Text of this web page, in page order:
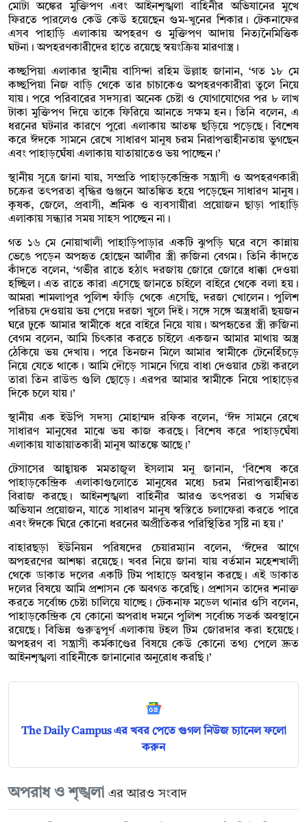
মোটা অঙ্কের মুক্তিপণ এবং আইনশৃঙ্খলা বাহিনীর অভিযানের মুখে
ফিরতে পারলেও কেউ কেউ হয়েছেন গুম-খুনের শিকার। টেকনাফের
এসব পাহাড়ি এলাকায় অপহরণ ও মুক্তিপণ আদায় নিত্যনৈমিত্তিক
ঘটনা। অপহরণকারীদের হাতে রয়েছে স্বয়ংক্রিয় মারণাস্ত্র।
কচ্ছপিয়া এলাকার স্থানীয় বাসিন্দা রহিম উল্লাহ জানান, ‘গত ১৮ মে
কচ্ছপিয়া নিজ বাড়ি থেকে তার চাচাকেও অপহরণকারীরা তুলে নিয়ে
যায়। পরে পরিবারের সদস্যরা অনেক চেষ্টা ও যোগাযোগের পর ৮ লাখ
টাকা মুক্তিপণ দিয়ে তাকে ফিরিয়ে আনতে সক্ষম হন। তিনি বলেন, এ
ধরনের ঘটনার কারণে পুরো এলাকায় আতঙ্ক ছড়িয়ে পড়েছে। বিশেষ
করে ঈদকে সামনে রেখে সাধারণ মানুষ চরম নিরাপত্তাহীনতায় ভুগছেন
এবং পাহাড়ঘেঁষা এলাকায় যাতায়াতেও ভয় পাচ্ছেন।’
স্থানীয় সূত্রে জানা যায়, সম্প্রতি পাহাড়কেন্দ্রিক সন্ত্রাসী ও অপহরণকারী
চক্রের তৎপরতা বৃদ্ধির গুঞ্জনে আতঙ্কিত হয়ে পড়েছেন সাধারণ মানুষ।
কৃষক, জেলে, প্রবাসী, শ্রমিক ও ব্যবসায়ীরা প্রয়োজন ছাড়া পাহাড়ি
এলাকায় সন্ধ্যার সময় সাহস পাচ্ছেন না।
গত ১৬ মে নোয়াখালী পাহাড়িপাড়ার একটি ঝুপড়ি ঘরে বসে কান্নায়
ভেঙে পড়েন অপহৃত হোছেন আলীর স্ত্রী রুজিনা বেগম। তিনি কাঁদতে
কাঁদতে বলেন, ‘গভীর রাতে হঠাৎ দরজায় জোরে জোরে ধাক্কা দেওয়া
হচ্ছিল। এত রাতে কারা এসেছে জানতে চাইলে বাইরে থেকে বলা হয়।
আমরা শামলাপুর পুলিশ ফাঁড়ি থেকে এসেছি, দরজা খোলেন। পুলিশ
পরিচয় দেওয়ায় ভয় পেয়ে দরজা খুলে দিই। সঙ্গে সঙ্গে অস্ত্রধারী ছয়জন
ঘরে ঢুকে আমার স্বামীকে ধরে বাইরে নিয়ে যায়। অপহৃতের স্ত্রী রুজিনা
বেগম বলেন, আমি চিৎকার করতে চাইলে একজন আমার মাথায় অস্ত্র
ঠেকিয়ে ভয় দেখায়। পরে তিনজন মিলে আমার স্বামীকে টেনেহিঁচড়ে
নিয়ে যেতে থাকে। আমি দৌড়ে সামনে গিয়ে বাধা দেওয়ার চেষ্টা করলে
তারা তিন রাউন্ড গুলি ছোড়ে। এরপর আমার স্বামীকে নিয়ে পাহাড়ের
দিকে চলে যায়।’
স্থানীয় এক ইউপি সদস্য মোহাম্মদ রফিক বলেন, ‘ঈদ সামনে রেখে
সাধারণ মানুষের মাঝে ভয় কাজ করছে। বিশেষ করে পাহাড়ঘেঁষা
এলাকায় যাতায়াতকারী মানুষ আতঙ্কে আছে।’
টেসাসের আহ্বায়ক মমতাজুল ইসলাম মনু জানান, ‘বিশেষ করে
পাহাড়কেন্দ্রিক এলাকাগুলোতে মানুষের মধ্যে চরম নিরাপত্তাহীনতা
বিরাজ করছে। আইনশৃঙ্খলা বাহিনীর আরও তৎপরতা ও সমন্বিত
অভিযান প্রয়োজন, যাতে সাধারণ মানুষ স্বস্তিতে চলাফেরা করতে পারে
এবং ঈদকে ঘিরে কোনো ধরনের অপ্রীতিকর পরিস্থিতির সৃষ্টি না হয়।’
বাহারছড়া ইউনিয়ন পরিষদের চেয়ারম্যান বলেন, ‘ঈদের আগে
অপহরণের আশঙ্কা রয়েছে। খবর নিয়ে জানা যায় বর্তমান মহেশখালী
থেকে ডাকাত দলের একটি টিম পাহাড়ে অবস্থান করছে। এই ডাকাত
দলের বিষয়ে আমি প্রশাসন কে অবগত করেছি। প্রশাসন তাদের শনাক্ত
করতে সর্বোচ্চ চেষ্টা চালিয়ে যাচ্ছে। টেকনাফ মডেল থানার ওসি বলেন,
পাহাড়কেন্দ্রিক যে কোনো অপরাধ দমনে পুলিশ সর্বোচ্চ সতর্ক অবস্থানে
রয়েছে। বিভিন্ন গুরুত্বপূর্ণ এলাকায় টহল টিম জোরদার করা হয়েছে।
অপহরণ বা সন্ত্রাসী কর্মকাণ্ডের বিষয়ে কেউ কোনো তথ্য পেলে দ্রুত
আইনশৃঙ্খলা বাহিনীকে জানানোর অনুরোধ করছি।’
The Daily Campus এর খবর পেতে গুগল নিউজ চ্যানেল ফলো
করুন
অপরাধ ও শৃঙ্খলা এর আরও সংবাদ